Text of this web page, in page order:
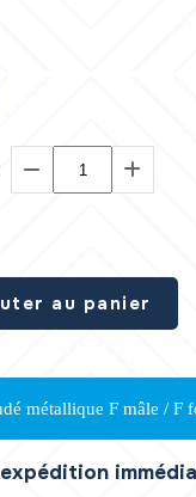
au panier
métallique F mâle / F